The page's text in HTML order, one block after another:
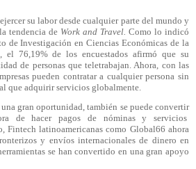
su labor desde cualquier parte del mundo y
tendencia de Work and Travel. Como lo indicó
de Investigación en Ciencias Económicas de la
el 76,19% de los encuestados afirmó que su
de personas que teletrabajan. Ahora, con las
pueden contratar a cualquier persona sin
que adquirir servicios globalmente.
gran oportunidad, también se puede convertir
de hacer pagos de nóminas y servicios
Fintech latinoamericanas como Global66 ahora
y envíos internacionales de dinero en
se han convertido en una gran apoyo